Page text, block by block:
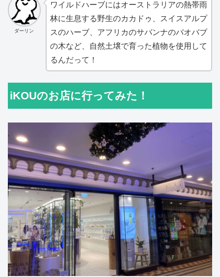
ダーリン
ワイルドハーブにはオーストラリアの熱帯雨
林に生息する野生のカカドゥ、スイスアルプ
スのハーブ、アフリカのサバンナのバオバブ
の木など、自然土壌で育った植物を使用して
るんだって！
iKOUのお店に行ってみた！